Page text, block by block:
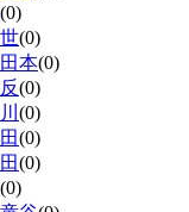
(0)
(0)
本(0)
(0)
(0)
(0)
(0)
(0)